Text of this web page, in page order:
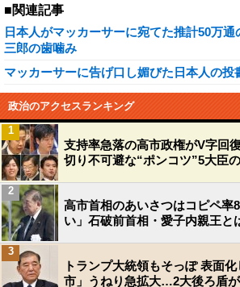
■関連記事
日本人がマッカーサーに宛てた推計50万
三郎の歯噛み
マッカーサーに告げ口し媚びた日本人の投
政治のアクセスランキング
支持率急落の高市政権がV字回
切り不可避な“ポンコツ”5大臣
1
高市首相のあいさつはコピペ
い」石破前首相・愛子内親王と
2
トランプ大統領もそっぽ 表面
市」うねり急拡大…2大後ろ盾
3